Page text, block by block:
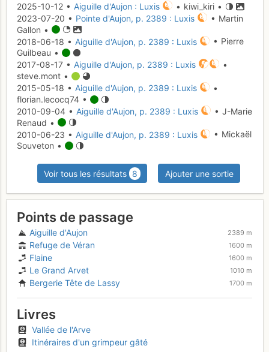
2025-10-12 • Aiguille d'Aujon : Luxis
• kiwi_kiri •
2023-07-20 • Pointe d'Aujon, p. 2389 : Luxis
• Martin
Gallon •
2018-06-18 • Aiguille d'Aujon, p. 2389 : Luxis
• Pierre
Guilbeau •
2017-08-17 • Aiguille d'Aujon, p. 2389 : Luxis
•
steve.mont •
2015-05-18 • Aiguille d'Aujon, p. 2389 : Luxis
•
florian.lecocq74 •
2010-09-04 • Aiguille d'Aujon, p. 2389 : Luxis
• J-Marie
Renaud •
2010-06-23 • Aiguille d'Aujon, p. 2389 : Luxis
• Mickaël
Souveton •
Voir tous les résultats 8 Ajouter une sortie
Points de passage
Aiguille d'Aujon 2389 m
Refuge de Véran 1600 m
Flaine 1600 m
Le Grand Arvet 1010 m
Bergerie Tête de Lassy 1700 m
Livres
Vallée de l'Arve
Itinéraires d'un grimpeur gâté